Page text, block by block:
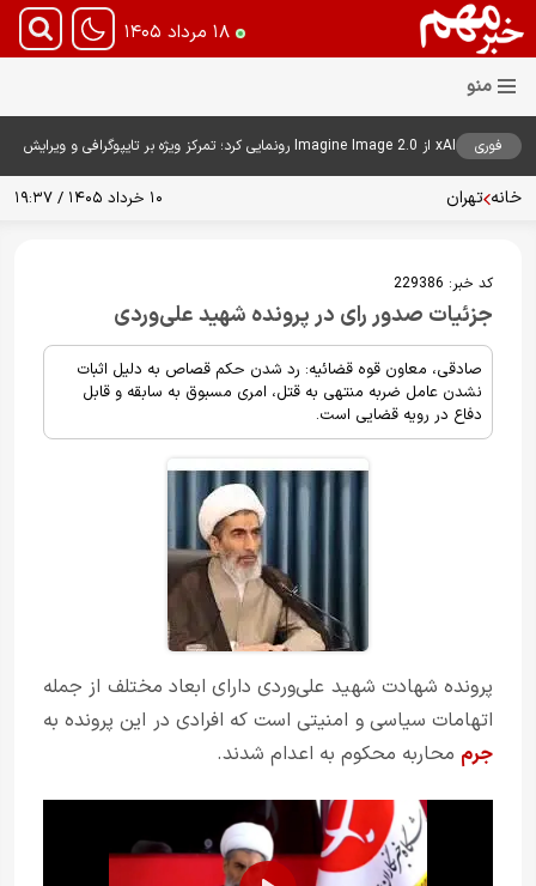
۱۸ مرداد ۱۴۰۵
فوری
xAI از Imagine Image 2.0 رونمایی کرد؛ تمرکز ویژه بر تایپوگرافی و ویرایش
خانه تهران ۱۰ خرداد ۱۴۰۵ / ۱۹:۳۷
کد خبر: 229386
جزئیات صدور رای در پرونده شهید علی‌وردی
صادقی، معاون قوه‌ قضائیه: رد شدن حکم قصاص به دلیل اثبات
نشدن عامل ضربه منتهی به قتل، امری مسبوق به سابقه و قابل
دفاع در رویه قضایی است.
پرونده شهادت شهید علی‌وردی دارای ابعاد مختلف از جمله
اتهامات سیاسی و امنیتی است که افرادی در این پرونده به
جرم محاربه محکوم به اعدام شدند.